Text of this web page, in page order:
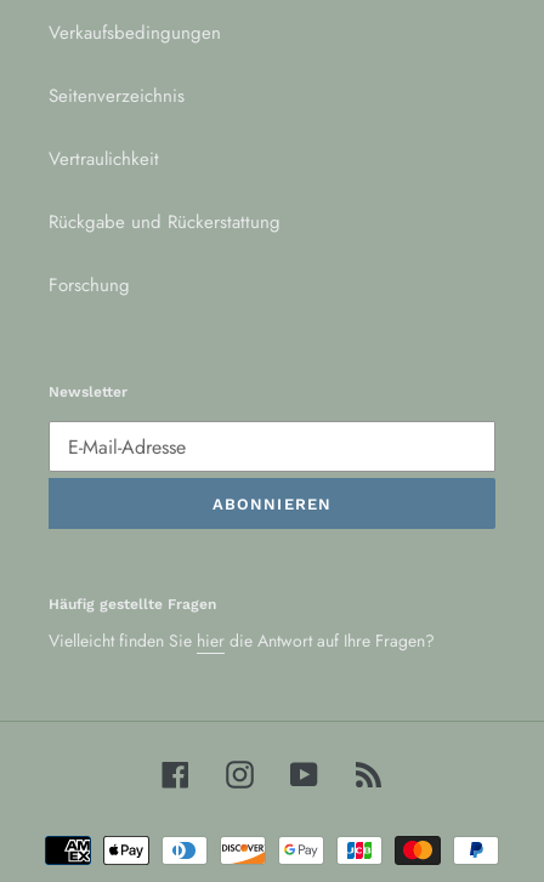
Verkaufsbedingungen
Seitenverzeichnis
Vertraulichkeit
Rückgabe und Rückerstattung
Forschung
Newsletter
ABONNIEREN
Häufig gestellte Fragen
Vielleicht finden Sie hier die Antwort auf Ihre Fragen?
FacebookInstagramYouTube
Zahlungsarten